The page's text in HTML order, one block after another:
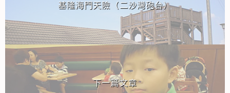
基隆海門天險（二沙灣砲台）
下一篇文章